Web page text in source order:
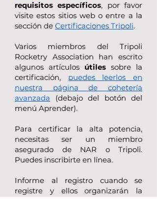
requisitos específicos, por favor
visite estos sitios web o entre a la
sección de Certificaciones Tripoli.
Varios miembros del Tripoli
Rocketry Association han escrito
algunos artículos útiles sobre la
certificación, puedes leerlos en
nuestra página de cohetería
avanzada (debajo del botón del
menú Aprender).
Para certificar la alta potencia,
necesitas ser un miembro
asegurado de NAR o Tripoli.
Puedes inscribirte en línea.
Informe al registro cuando se
registre y ellos organizarán la